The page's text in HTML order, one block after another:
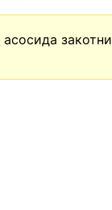
асосида закотни